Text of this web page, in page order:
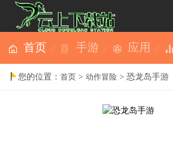
首页 手游 应用
您的位置：首页 >动作冒险 > 恐龙岛手游